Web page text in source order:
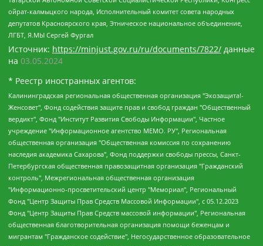
ойрат-калмыцкого народа, Исполнительный комитет совета народных
депутатов Красноярского края, Этническое национальное объединение,
ЛГБТ, Я.МЫ Сергей Фургал
Источник: https://minjust.gov.ru/ru/documents/7822/ данные
на 03.05.2024
* Реестр иностранных агентов:
Калининградская региональная общественная организация "Экозащита!-Женсовет", Фонд содействия защите прав и свобод граждан "Общественный вердикт", Фонд "Институт Развития Свободы Информации", Частное учреждение "Информационное агентство МЕМО. РУ", Региональная общественная организация "Общественная комиссия по сохранению наследия академика Сахарова", Фонд поддержки свободы прессы, Санкт-Петербургская общественная правозащитная организация "Гражданский контроль", Межрегиональная общественная организация "Информационно-просветительский центр "Мемориал", Региональный Фонд "Центр Защиты Прав Средств Массовой Информации", с 05.12.2023 Фонд "Центр Защиты Прав Средств массовой информации", Региональная общественная благотворительная организация помощи беженцам и мигрантам "Гражданское содействие", Негосударственное образовательное учреждение дополнительного профессионального образования (повышение квалификации) специалистов "АКАДЕМИЯ ПО ПРАВАМ ЧЕЛОВЕКА", Свердловская региональная общественная организация "Сутяжник", Автономная некоммерческая организация "Центр независимых социологических исследований", Союз общественных объединений "Российский исследовательский центр по правам человека", Региональное общественное учреждение научно-информационный центр "МЕМОРИАЛ", Некоммерческая организация "Фонд защиты гласности", Автономная некоммерческая организация "Институт прав человека", Городская общественная организация "Екатеринбургское общество "МЕМОРИАЛ", Городская общественная организация "Рязанское историко-просветительское и правозащитное общество "Мемориал" (Рязанский Мемориал), Челябинский региональный орган общественной самодеятельности – женское общественное объединение "Женщины Евразии", Челябинский региональный орган общественной самодеятельности "Уральская правозащитная группа", Фонд содействия защите здоровья и социальной справедливости имени Андрея Рылькова, Автономная Некоммерческая Организация "Аналитический Центр Юрия Левады", Автономная некоммерческая организация социальной поддержки населения "Проект Апрель", Региональная общественная организация помощи женщинам и детям, находящимся в кризисной ситуации "Информационно-методический центр "Анна", Фонд содействия развитию массовых коммуникаций и правовому просвещению "Так-так-Так", Фонд содействия устойчивому развитию "Серебряная тайга", Свердловский региональный общественный фонд социальных проектов "Новое время", "Idel.Реалии", Кавказ.Реалии, Крым.Реалии, Телеканал Настоящее Время, Татаро-башкирская служба Радио Свобода (Azatliq Radiosi), Радио Свободная Европа/Радио Свобода (PCE/PC), "Сибирь.Реалии", "Фактограф", Благотворительный фонд помощи осужденным и их семьям, Автономная некоммерческая организация "Институт глобализации и социальных движений", Фонд "В защиту прав заключенных", Частное учреждение "Центр поддержки и содействия развитию средств массовой информации", Пензенский региональный общественный благотворительный фонд "Гражданский союз", "Север.Реалии", Некоммерческая организация Фонд "Правовая инициатива", Общество с ограниченной ответственностью "Радио Свободная Европа/Радио Свобода", Чешское информационное агентство "MEDIUM-ORIENT", Красноярская региональная общественная организация "Мы против СПИДа", Камалягин Денис Николаевич, Маркелов Сергей Евгеньевич, Пономарев Лев Александрович, Савицкая Людмила Алексеевна, Автономная некоммерческая организация "Центр по работе с проблемой насилия "НАСИЛИЮ.НЕТ", Межрегиональный профессиональный союз работников здравоохранения "Альянс врачей", Юридическое лицо, зарегистрированное в Латвийской Республике, SIA "Medusa Project" (регистрационный номер 40103797863, дата регистрации 10.06.2014), Некоммерческая организация "Фонд по борьбе с коррупцией", Автономная некоммерческая организация "Институт права и публичной политики", Баданин Роман Сергеевич, Гликин Максим Александрович, Железнова Мария Михайловна, Лукьянова Юлия Сергеевна, Маетная Елизавета Витальевна, Маняхин Петр Борисович, Чуракова Ольга Владимировна, Ярош Юлия Петровна, Юридическое лицо "The Insider SIA", зарегистрированное в Риге, Латвийская Республика (дата регистрации 26.06.2015), являющееся администратором доменного имени интернет-издания "The Insider SIA", https://theins.ru, Постернак Алексей Евгеньевич, Рубин Михаил Аркадьевич, Анин Роман Александрович, Юридическое лицо Istories fonds, зарегистрированное в Латвийской Республике (регистрационный номер 50008295751, дата регистрации 24.02.2020), Великовский Дмитрий Александрович, Долинина Ирина Николаевна, Мароховская Алеся Алексеевна, Шлейнов Роман Юрьевич, Шмагун Олеся Валентиновна, Общество с ограниченной ответственностью "Альтаир 2021", Общество с ограниченной ответственностью "Вега 2021", Общество с ограниченной ответственностью "Главный редактор 2021", Общество с ограниченной ответственностью "Ромашки монолит", Важенков Артем Валерьевич, Ивановская областная общественная организация "Центр гендерных исследований", Гурман Юрий Альбертович, Медиапроект "ОВД-Инфо", Егоров Владимир Владимирович, Жилинский Владимир Александрович, Общество с ограниченной ответственностью "ЗП", Иванова София Юрьевна, Карезина Инна Павловна, Кильтау Екатерина Викторовна, Петров Алексей Викторович, Пискунов Сергей Евгеньевич, Смирнов Сергей Сергеевич, Тихонов Михаил Сергеевич, Общество с ограниченной ответственностью "ЖУРНАЛИСТ-ИНОСТРАННЫЙ АГЕНТ", Арапова Галина Юрьевна, Вольтская Татьяна Анатольевна, Американская компания "Mason G.E.S. Anonymous Foundation" (США), являющаяся владельцем интернет-издания https://mnews.world/, Компания "Stichting Bellingcat", зарегистрированная в Нидерландах (дата регистрации 11.07.2018), Захаров Андрей Вячеславович, Клепиковская Екатерина Дмитриевна, Общество с ограниченной ответственностью "МЕМО", Перл Роман Александрович, Симонов Евгений Алексеевич, Соловьева Елена Анатольевна, Сотников Даниил Владимирович, Сурначева Елизавета Дмитриевна, Автономная некоммерческая организация по защите прав человека и информированию населения "Якутия – Наше Мнение", Общество с ограниченной ответственностью "Москоу диджитал медиа", с 26.01.2023 Общество с ограниченной ответственностью "Чайка Белые сады", Ветошкина Валерия Валерьевна, Заговора Максим Александрович, Межрегиональное общественное движение "Российская ЛГБТ - сеть", Оленичев Максим Владимирович, Павлов Иван Юрьевич, Скворцова Елена Сергеевна, Общество с ограниченной ответственностью "Как бы инагент", Кочетков Игорь Викторович, Общество с ограниченной ответственностью "Честные выборы", Еланчик Олег Александрович, Общество с ограниченной ответственностью "Нобелевский призыв", Гималова Регина Эмилевна, Григорьев Андрей Валерьевич, Григорьева Алина Александровна, Ассоциация по содействию защите прав призывников, альтернативнослужащих и военнослужащих "Правозащитная группа "Гражданин.Армия.Право", Хисамова Регина Фаритовна, Автономная некоммерческая организация по реализации социально-правовых программ "Лилит", Дальневосточное общественное движение "Маяк", Санкт-Петербургская ЛГБТ-инициативная группа "Выход", Инициативная группа ЛГБТ+ "Реверс", Алексеев Андрей Викторович, Бекбулатова Таисия Львовна, Беляев Иван Михайлович, Владыкина Елена Сергеевна, Гельман Марат Александрович, Никульшина Вероника Юрьевна, Толоконникова Надежда Андреевна, Шендерович Виктор Анатольевич, Общество с ограниченной ответственностью "Данное сообщение", Общество с ограниченной ответственностью Издательский дом "Новая глава", Айнбиндер Александра Александровна, Московский комьюнити-центр для ЛГБТ+инициатив, Благотворительный фонд развития филантропии, Deutsche Welle (Германия, Kurt-Schumacher-Strasse 3, 53113 Bonn), Борзунова Мария Михайловна, Воробьев Виктор Викторович, Голубева Анна Львовна, Константинова Алла Михайловна, Малкова Ирина Владимировна, Мурадов Мурад Абдулгалимович, Осетинская Елизавета Николаевна, Понасенков Евгений Николаевич, Ганапольский Матвей Юрьевич, Киселев Евгений Алексеевич, Борухович Ирина Григорьевна, Дремин Иван Тимофеевич, Дубровский Дмитрий Викторович, Красноярская региональная общественная организация поддержки и развития альтернативных образовательных технологий и межкультурных коммуникаций "ИНТЕРРА", Маяковская Екатерина Алексеевна, Фейгин Марк Захарович, Филимонов Андрей Викторович, Дзугкоева Регина Николаевна, Доброхотов Роман Александрович, Дудь Юрий Александрович, Елкин Сергей Владимирович, Кругликов Кирилл Игоревич, Сабунаева Мария Леонидовна, Семенов Алексей Владимирович, Шаинян Карен Багратович, Шульман Екатерина Михайловна, Асафьев Артур Валерьевич, Вахштайн Виктор Семенович, Венедиктов Алексей Алексеевич, Лушникова Екатерина Евгеньевна, Волков Леонид Михайлович, Невзоров Александр Глебович, Пархоменко Сергей Борисович, Сироткин Ярослав Николаевич, Кара-Мурза Владимир Владимирович, Баранова Наталья Владимировна, Гозман Леонид Яковлевич, Кагарлицкий Борис Юльевич, Климарев Михаил Валерьевич, Милов Владимир Станиславович, Автономная некоммерческая организация Краснодарский центр современного искусства "Типография", Моргенштерн Алишер Тагирович, Соболь Любовь Эдуардовна, Общество с ограниченной ответственностью "ЛИЗА НОРМ", Каспаров Гарри Кимович, Ходорковский Михаил Борисович, Общество с ограниченной ответственностью "Апрельские тезисы", Данилович Ирина Брониславовна, Кашин Олег Владимирович, Петров Николай Владимирович, Пивоваров Алексей Владимирович, Соколов Михаил Владимирович, Цветкова Юлия Владимировна, Чичваркин Евгений Александрович, Комитет против пыток/Команда против пыток, Общество с ограниченной ответственностью "Первый научный", Общество с ограниченной ответственностью "Вертолет и ко", Белоцерковская Вероника Борисовна, Кац Максим Евгеньевич, Лазарева Татьяна Юрьевна, Шаведдинов Руслан Табризович, Яшин Илья Валерьевич, Общество с ограниченной ответственностью "Иноагент ААВ", Алешковский Дмитрий Петрович, Альбац Евгения Марковна, Быков Дмитрий Львович, Галямина Юлия Евгеньевна, Лойко Сергей Леонидович, Мартынов Кирилл Константинович, Медведев Сергей Александрович, Крашенинников Федор Геннадиевич, Гордеева Катерина Вл